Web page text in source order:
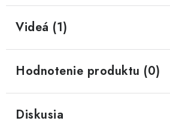
Videá (1)
Hodnotenie produktu (0)
Diskusia